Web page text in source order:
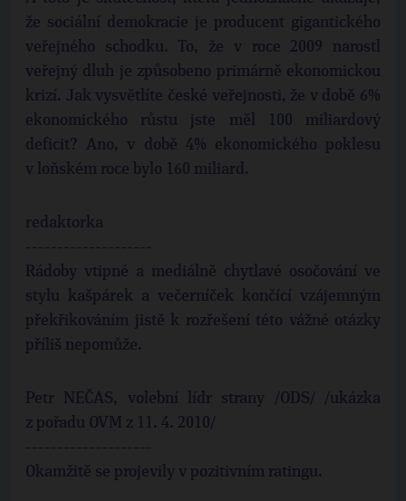
že sociální demokracie je producent gigantického
veřejného schodku. To, že v roce 2009 narostl
veřejný dluh je způsobeno primárně ekonomickou
krizí. Jak vysvětlíte české veřejnosti, že v době 6%
ekonomického růstu jste měl 100 miliardový
deficit? Ano, v době 4% ekonomického poklesu
v loňském roce bylo 160 miliard.
redaktorka
--------------------
Rádoby vtipné a mediálně chytlavé osočování ve
stylu kašpárek a večerníček končící vzájemným
překřikováním jistě k rozřešení této vážné otázky
příliš nepomůže.
Petr NEČAS, volební lídr strany /ODS/ /ukázka
z pořadu OVM z 11. 4. 2010/
--------------------
Okamžitě se projevily v pozitivním ratingu.